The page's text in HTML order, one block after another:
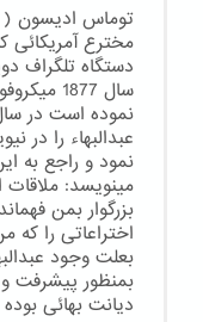
دستگاه تلگراف
سال 1877
عبدالبهاء را در
نمود و راجع به
مینویسد:
بزرگوار بمن
اختراعاتی را که
بعلت وجود
بمنظور پیشرفت
دیانت بهائی